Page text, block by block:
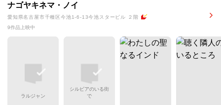
ナゴヤキネマ・ノイ
愛知県名古屋市千種区今池1-6-13今池スタービル ２階
9作品上映中
ラルジャン
シルビアのいる街
で